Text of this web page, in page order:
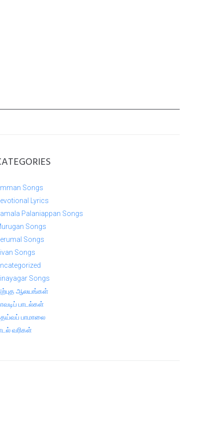
Songs
Lyrics
Palaniappan Songs
Songs
Songs
Songs
Songs
ஆலயங்கள்
பாடல்கள்
பாமாலை
வரிகள்